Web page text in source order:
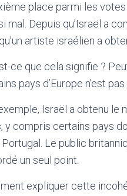
place parmi les
mal. Depuis qu’Israël a
artiste israélien a
ce que cela signifie ?
pays d’Europe n’est
Israël a obtenu le
y compris certains pays
Le public
un seul point.
expliquer cette